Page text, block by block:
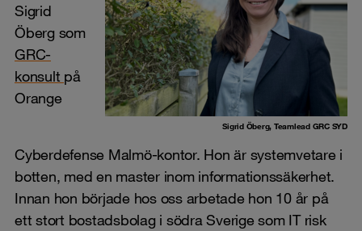
Sigrid Öberg, Teamlead GRC SYD
Sigrid
Öberg som
GRC-
konsult på
Orange
Cyberdefense Malmö-kontor. Hon är systemvetare i
botten, med en master inom informationssäkerhet.
Innan hon började hos oss arbetade hon 10 år på
ett stort bostadsbolag i södra Sverige som IT risk